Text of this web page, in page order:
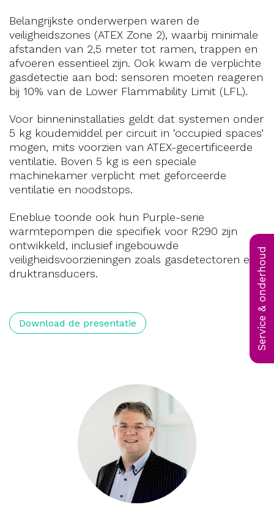
Service & onderhoud
Belangrijkste onderwerpen waren de
veiligheidszones (ATEX Zone 2), waarbij minimale
afstanden van 2,5 meter tot ramen, trappen en
afvoeren essentieel zijn. Ook kwam de verplichte
gasdetectie aan bod: sensoren moeten reageren
bij 10% van de Lower Flammability Limit (LFL).
Voor binneninstallaties geldt dat systemen onder
5 kg koudemiddel per circuit in ‘occupied spaces’
mogen, mits voorzien van ATEX-gecertificeerde
ventilatie. Boven 5 kg is een speciale
machinekamer verplicht met geforceerde
ventilatie en noodstops.
Eneblue toonde ook hun Purple-serie
warmtepompen die specifiek voor R290 zijn
ontwikkeld, inclusief ingebouwde
veiligheidsvoorzieningen zoals gasdetectoren en
druktransducers.
Download de presentatie